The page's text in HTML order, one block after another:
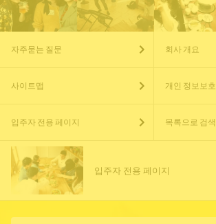
자주묻는 질문 회사 개요
사이트맵 개인 정보보호
입주자 전용 페이지 목록으로 검색
입주자 전용 페이지